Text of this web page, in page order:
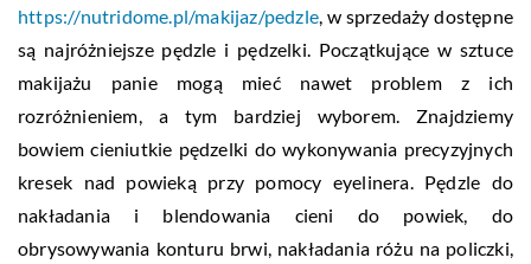
https://nutridome.pl/makijaz/pedzle , w sprzedaży dostępne
są najróżniejsze pędzle i pędzelki. Początkujące w sztuce
makijażu panie mogą mieć nawet problem z ich
rozróżnieniem, a tym bardziej wyborem. Znajdziemy
bowiem cieniutkie pędzelki do wykonywania precyzyjnych
kresek nad powieką przy pomocy eyelinera. Pędzle do
nakładania i blendowania cieni do powiek, do
obrysowywania konturu brwi, nakładania różu na policzki,